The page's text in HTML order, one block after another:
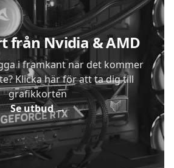
från Nvidia & AMD
i framkant när det kommer
Klicka här för att ta dig till
grafikkorten
Se utbud→